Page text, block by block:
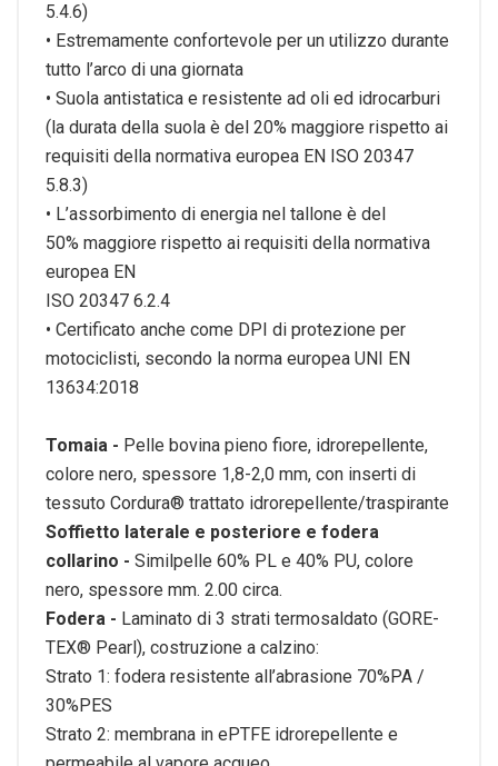
5.4.6)
• Estremamente confortevole per un utilizzo durante
tutto l’arco di una giornata
• Suola antistatica e resistente ad oli ed idrocarburi
(la durata della suola è del 20% maggiore rispetto ai
requisiti della normativa europea EN ISO 20347
5.8.3)
• L’assorbimento di energia nel tallone è del
50% maggiore rispetto ai requisiti della normativa
europea EN
ISO 20347 6.2.4
• Certificato anche come DPI di protezione per
motociclisti, secondo la norma europea UNI EN
13634:2018
Tomaia - Pelle bovina pieno fiore, idrorepellente,
colore nero, spessore 1,8-2,0 mm, con inserti di
tessuto Cordura® trattato idrorepellente/traspirante
Soffietto laterale e posteriore e fodera
collarino - Similpelle 60% PL e 40% PU, colore
nero, spessore mm. 2.00 circa.
Fodera - Laminato di 3 strati termosaldato (GORE-
TEX® Pearl), costruzione a calzino:
Strato 1: fodera resistente all’abrasione 70%PA /
30%PES
Strato 2: membrana in ePTFE idrorepellente e